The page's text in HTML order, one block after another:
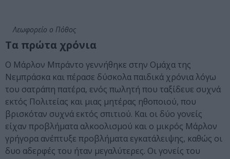
Λεωφορείο ο Πόθος
Τα πρώτα χρόνια
Ο Μάρλον Μπράντο γεννήθηκε στην Ομάχα της
Νεμπράσκα και πέρασε δύσκολα παιδικά χρόνια λόγω
του σατράπη πατέρα, ενός πωλητή που ταξίδευε συχνά
εκτός Πολιτείας και μιας μητέρας ηθοποιού, που
βρισκόταν συχνά εκτός σπιτιού. Και οι δύο γονείς
είχαν προβλήματα αλκοολισμού και ο μικρός Μάρλον
γρήγορα ανέπτυξε προβλήματα εγκατάλειψης, καθώς οι
δυο αδερφές του ήταν μεγαλύτερες. Οι γονείς του